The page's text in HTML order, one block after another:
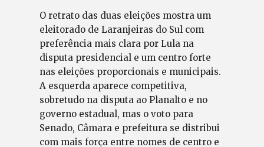
O retrato das duas eleições mostra um
eleitorado de Laranjeiras do Sul com
preferência mais clara por Lula na
disputa presidencial e um centro forte
nas eleições proporcionais e municipais.
A esquerda aparece competitiva,
sobretudo na disputa ao Planalto e no
governo estadual, mas o voto para
Senado, Câmara e prefeitura se distribui
com mais força entre nomes de centro e